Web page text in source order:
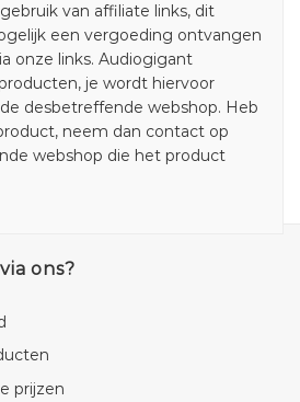
van affiliate links, dit
een vergoeding ontvangen
onze links. Audiogigant
je wordt hiervoor
desbetreffende webshop. Heb
neem dan contact op
webshop die het product
ons?
prijzen